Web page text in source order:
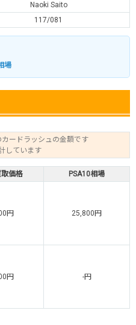
Naoki Saito
117/081
場
ードラッシュの金額です
しています
価格 PSA10相場
円 25,800円
円 -円